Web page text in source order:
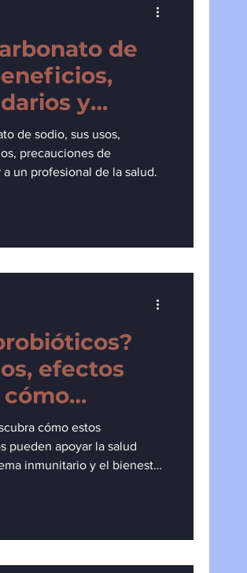
de
y
de sodio, sus usos,
precauciones de
un profesional de la salud.
efectos
cómo estos
pueden apoyar la salud
inmunitario y el bienestar